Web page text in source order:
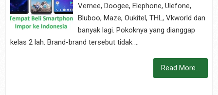
Vernee, Doogee, Elephone, Ulefone,
Bluboo, Maze, Oukitel, THL, Vkworld dan
banyak lagi. Pokoknya yang dianggap
kelas 2 lah. Brand-brand tersebut tidak …
Read More...